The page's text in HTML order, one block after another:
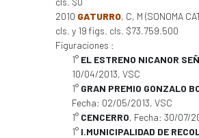
2010 GATURRO, C, M (SONOMA
cls. y 19 figs. cls. $73.759.500
Figuraciones :
1° EL ESTRENO NICANOR
10/04/2013, VSC
1° GRAN PREMIO GONZALO
Fecha: 02/05/2013, VSC
1° CENCERRO, Fecha: 30/07/
1° I.MUNICIPALIDAD DE